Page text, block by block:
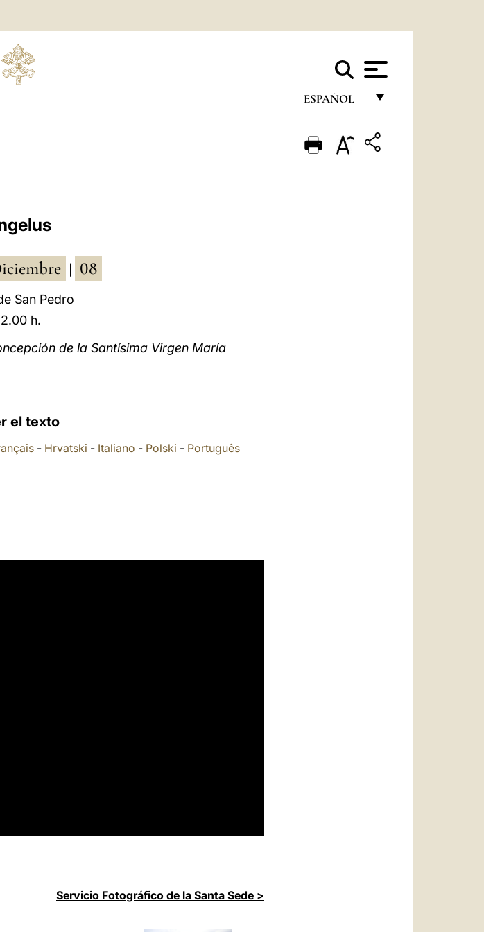
ESPAÑOL
ENGLISH
08
San Pedro
h.
de la Santísima Virgen María
el texto
- Hrvatski - Italiano - Polski - Português
Servicio Fotográfico de la Santa Sede >